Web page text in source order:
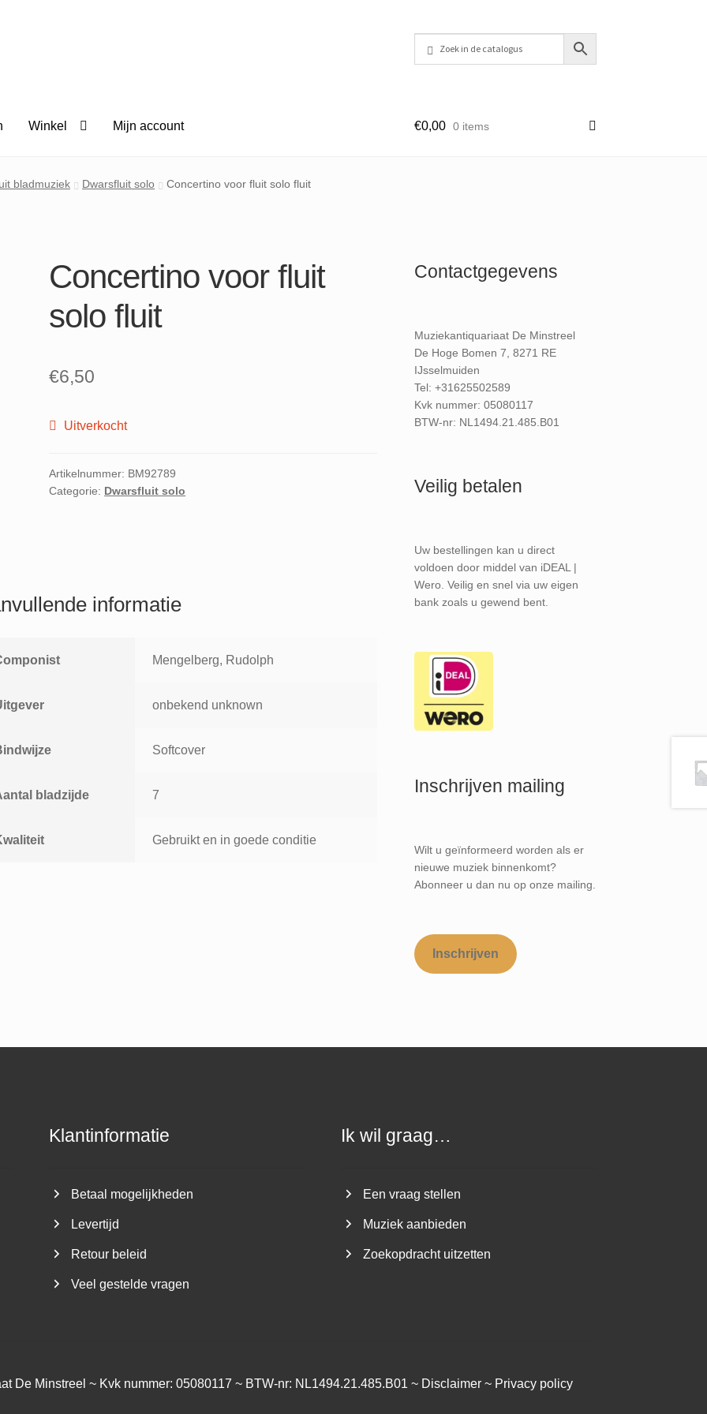
Winkel Mijn account €0,00 0 items
bladmuziek Dwarsfluit solo Concertino voor fluit solo fluit
Concertino voor fluit
solo fluit
€6,50
Uitverkocht
Artikelnummer: BM92789
Categorie: Dwarsfluit solo
informatie
Mengelberg, Rudolph
onbekend unknown
Softcover
bladzijde 7
Gebruikt en in goede conditie
Contactgegevens
Muziekantiquariaat De Minstreel
De Hoge Bomen 7, 8271 RE
IJsselmuiden
Tel: +31625502589
Kvk nummer: 05080117
BTW-nr: NL1494.21.485.B01
Veilig betalen
Uw bestellingen kan u direct
voldoen door middel van iDEAL |
Wero. Veilig en snel via uw eigen
bank zoals u gewend bent.
Inschrijven mailing
Wilt u geïnformeerd worden als er
nieuwe muziek binnenkomt?
Abonneer u dan nu op onze mailing.
Inschrijven
Klantinformatie
Betaal mogelijkheden
Levertijd
Retour beleid
Veel gestelde vragen
Ik wil graag…
Een vraag stellen
Muziek aanbieden
Zoekopdracht uitzetten
De Minstreel ~ Kvk nummer: 05080117 ~ BTW-nr: NL1494.21.485.B01 ~ Disclaimer ~ Privacy policy